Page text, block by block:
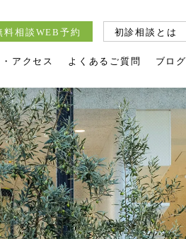
アクセス よくあるご質問 ブログ
料相談WEB予約 初診相談とは